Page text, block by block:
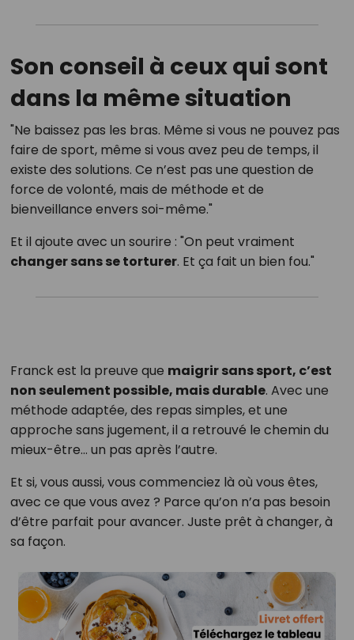
Son conseil à ceux qui sont
dans la même situation
"Ne baissez pas les bras. Même si vous ne pouvez pas
faire de sport, même si vous avez peu de temps, il
existe des solutions. Ce n’est pas une question de
force de volonté, mais de méthode et de
bienveillance envers soi-même."
Et il ajoute avec un sourire : "On peut vraiment
changer sans se torturer. Et ça fait un bien fou."
Franck est la preuve que maigrir sans sport, c’est
non seulement possible, mais durable. Avec une
méthode adaptée, des repas simples, et une
approche sans jugement, il a retrouvé le chemin du
mieux-être… un pas après l’autre.
Et si, vous aussi, vous commenciez là où vous êtes,
avec ce que vous avez ? Parce qu’on n’a pas besoin
d’être parfait pour avancer. Juste prêt à changer, à
sa façon.